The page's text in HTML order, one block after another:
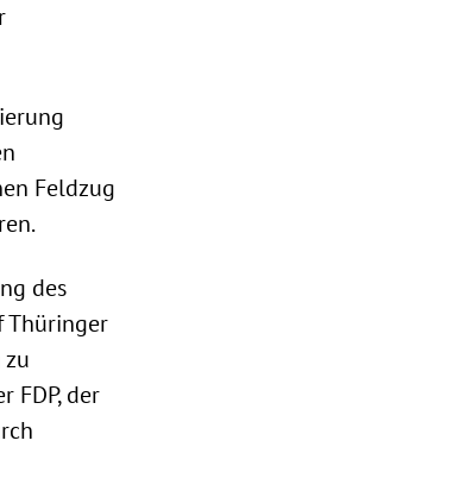
Feldzug
des
Thüringer
FDP, der